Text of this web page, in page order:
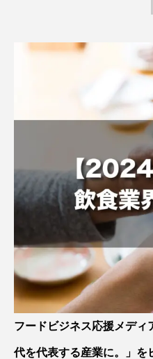
フードビジネス応援メデ
代を代表する産業に。」を